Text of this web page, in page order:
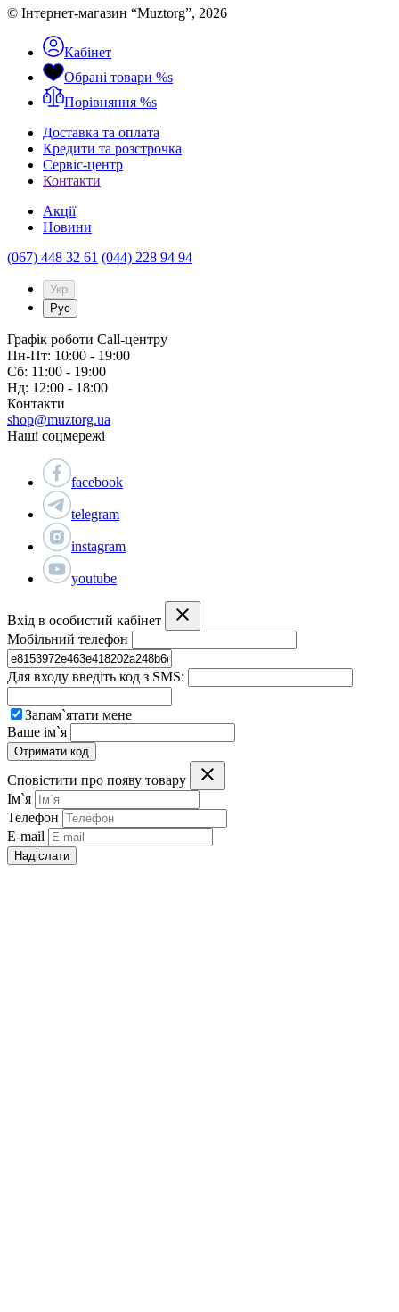
© Інтернет-магазин “Muztorg”, 2026
Кабінет
Обрані товари %s
Порівняння %s
Доставка та оплата
Кредити та розстрочка
Сервіc-центр
Контакти
Акції
Новини
(067) 448 32 61 (044) 228 94 94
Укр
Рус
Графік роботи Call-центру
Пн-Пт: 10:00 - 19:00
Сб: 11:00 - 19:00
Нд: 12:00 - 18:00
Контакти
shop@muztorg.ua
Наші соцмережі
facebook
telegram
instagram
youtube
Вхід в особистий кабінет
Мобільний телефон
Для входу введіть код з SMS:
Запам`ятати мене
Ваше ім`я
Отримати код
Сповістити про появу товару
Ім`я
Телефон
E-mail
Надіслати